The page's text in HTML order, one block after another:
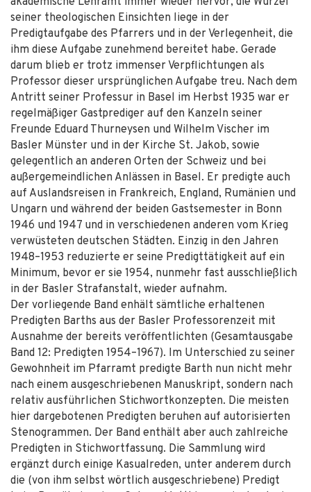
seiner theologischen Einsichten liege in der
Predigtaufgabe des Pfarrers und in der Verlegenheit, die
ihm diese Aufgabe zunehmend bereitet habe. Gerade
darum blieb er trotz immenser Verpflichtungen als
Professor dieser ursprünglichen Aufgabe treu. Nach dem
Antritt seiner Professur in Basel im Herbst 1935 war er
regelmäßiger Gastprediger auf den Kanzeln seiner
Freunde Eduard Thurneysen und Wilhelm Vischer im
Basler Münster und in der Kirche St. Jakob, sowie
gelegentlich an anderen Orten der Schweiz und bei
außergemeindlichen Anlässen in Basel. Er predigte auch
auf Auslandsreisen in Frankreich, England, Rumänien und
Ungarn und während der beiden Gastsemester in Bonn
1946 und 1947 und in verschiedenen anderen vom Krieg
verwüsteten deutschen Städten. Einzig in den Jahren
1948–1953 reduzierte er seine Predigttätigkeit auf ein
Minimum, bevor er sie 1954, nunmehr fast ausschließlich
in der Basler Strafanstalt, wieder aufnahm.
Der vorliegende Band enhält sämtliche erhaltenen
Predigten Barths aus der Basler Professorenzeit mit
Ausnahme der bereits veröffentlichten (Gesamtausgabe
Band 12: Predigten 1954–1967). Im Unterschied zu seiner
Gewohnheit im Pfarramt predigte Barth nun nicht mehr
nach einem ausgeschriebenen Manuskript, sondern nach
relativ ausführlichen Stichwortkonzepten. Die meisten
hier dargebotenen Predigten beruhen auf autorisierten
Stenogrammen. Der Band enthält aber auch zahlreiche
Predigten in Stichwortfassung. Die Sammlung wird
ergänzt durch einige Kasualreden, unter anderem durch
die (von ihm selbst wörtlich ausgeschriebene) Predigt